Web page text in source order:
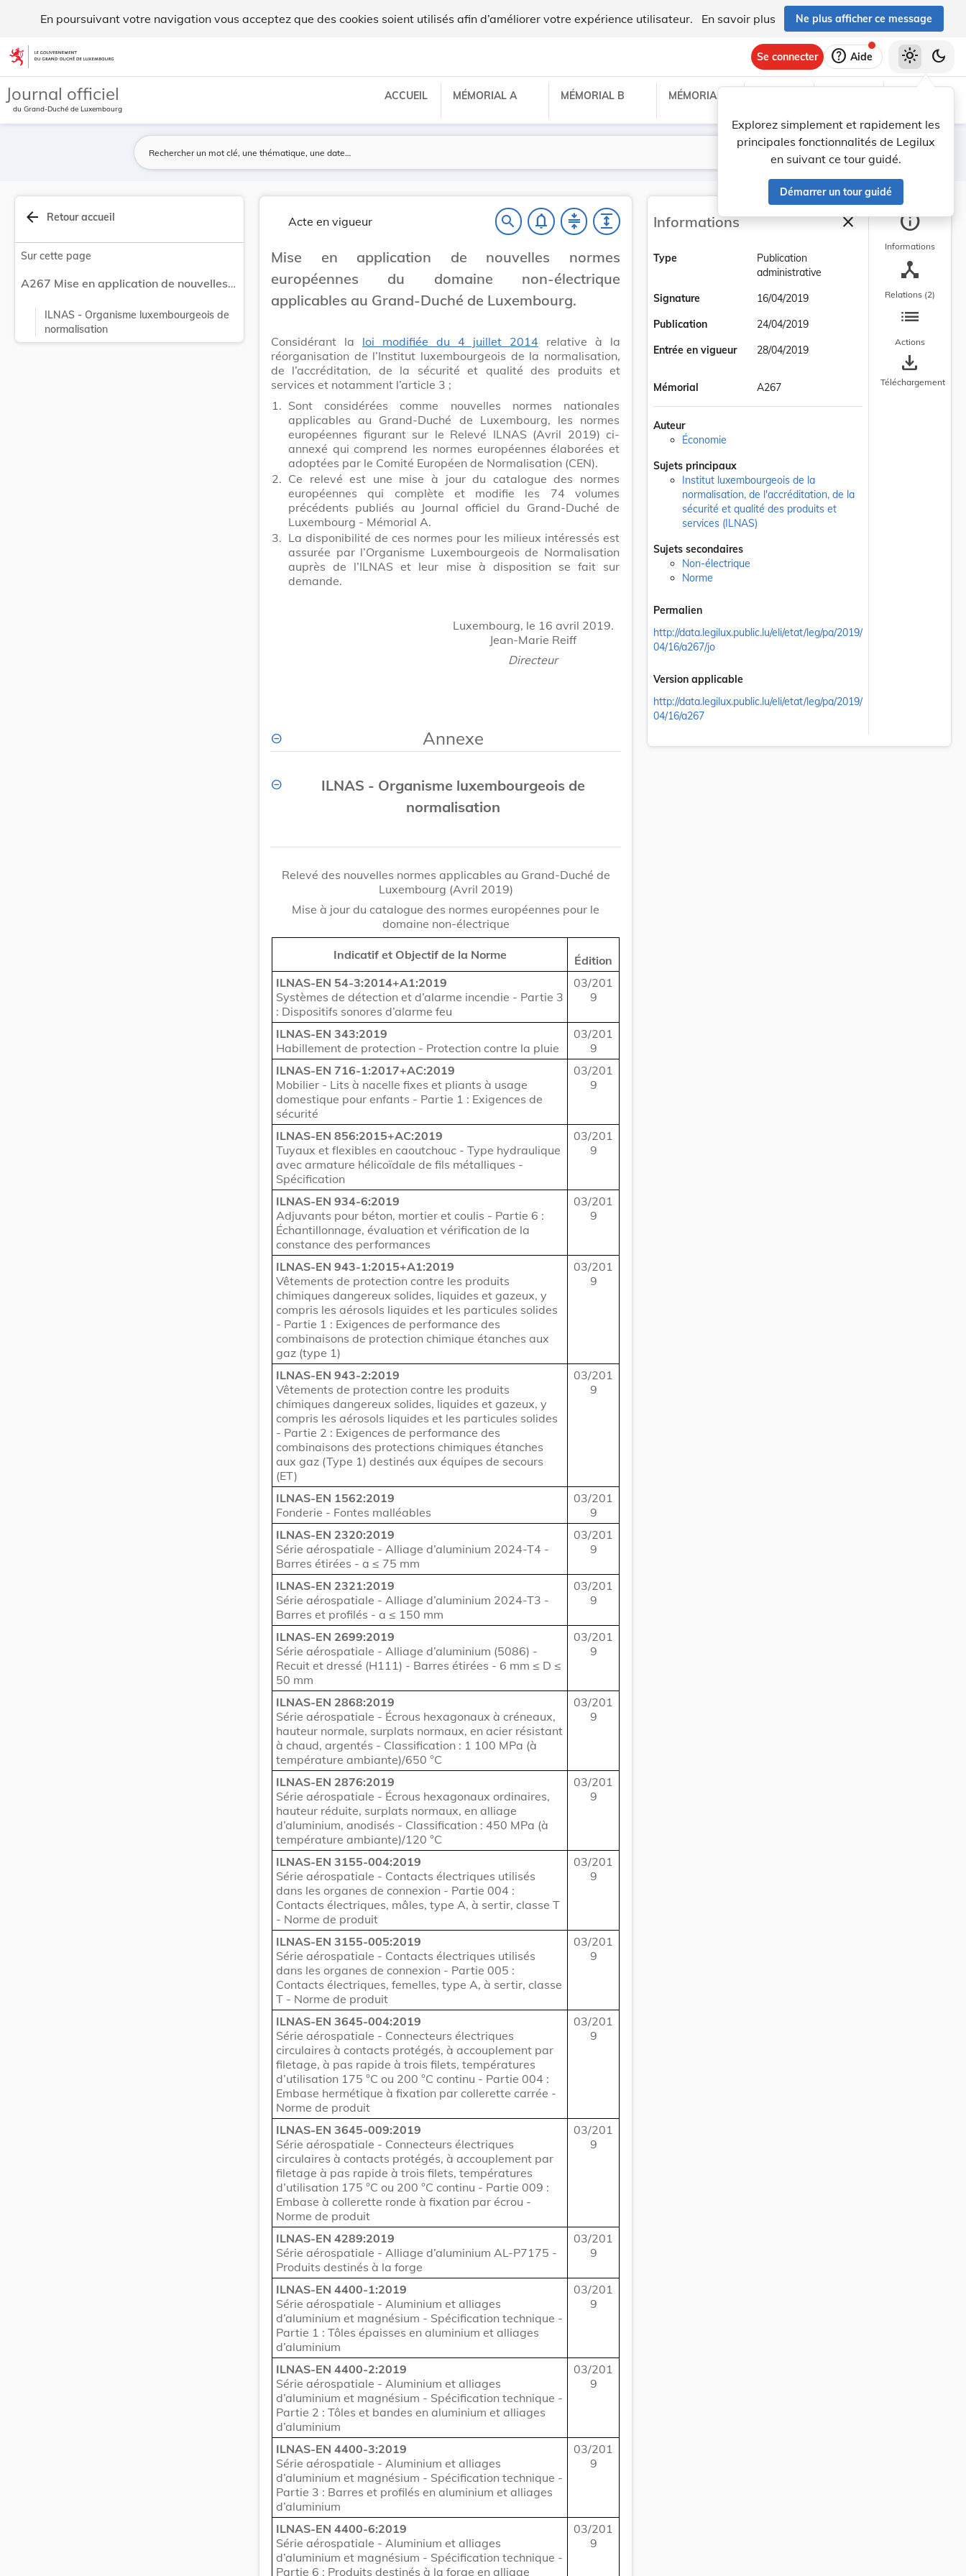
En poursuivant votre navigation vous acceptez que des cookies soient utilisés afin d’améliorer votre expérience utilisateur. En savoir plus Ne plus afficher ce message
Aller au contenu
Se connecter help Aide
Explorez simplement et rapidement les
principales fonctionnalités de Legilux
en suivant ce tour guidé.
Démarrer un tour guidé
light_mode dark_mode
Journal officiel
du Grand-Duché de Luxembourg
ACCUEIL MÉMORIAL A MÉMORIAL B MÉMORIAL C
Lancer la recherche
Filtres
arrow_back Retour accueil
Sur cette page
A267 Mise en application de nouvelles normes européennes du domaine non-électrique applicables au Grand-Duché de Luxembourg.
ILNAS - Organisme luxembourgeois de
normalisation
Acte en vigueur search notifications_none compress expand
Mise en application de nouvelles normes
européennes du domaine non-électrique
applicables au Grand-Duché de Luxembourg.
Considérant la loi modifiée du 4 juillet 2014 relative à la
réorganisation de l’Institut luxembourgeois de la normalisation,
de l’accréditation, de la sécurité et qualité des produits et
services et notamment l’article 3 ;
1. Sont considérées comme nouvelles normes nationales
applicables au Grand-Duché de Luxembourg, les normes
européennes figurant sur le Relevé ILNAS (Avril 2019) ci-
annexé qui comprend les normes européennes élaborées et
adoptées par le Comité Européen de Normalisation (CEN).
2. Ce relevé est une mise à jour du catalogue des normes
européennes qui complète et modifie les 74 volumes
précédents publiés au Journal officiel du Grand-Duché de
Luxembourg - Mémorial A.
3. La disponibilité de ces normes pour les milieux intéressés est
assurée par l’Organisme Luxembourgeois de Normalisation
auprès de l’ILNAS et leur mise à disposition se fait sur
demande.
Luxembourg, le 16 avril 2019.
Jean-Marie Reiff
Directeur
Annexe
ILNAS - Organisme luxembourgeois de
normalisation
Relevé des nouvelles normes applicables au Grand-Duché de
Luxembourg (Avril 2019)
Mise à jour du catalogue des normes européennes pour le
domaine non-électrique
Indicatif et Objectif de la Norme
Édition
ILNAS-EN 54-3:2014+A1:2019
Systèmes de détection et d’alarme incendie - Partie 3
: Dispositifs sonores d’alarme feu
03/201
9
ILNAS-EN 343:2019
Habillement de protection - Protection contre la pluie
03/201
9
ILNAS-EN 716-1:2017+AC:2019
Mobilier - Lits à nacelle fixes et pliants à usage
domestique pour enfants - Partie 1 : Exigences de
sécurité
03/201
9
ILNAS-EN 856:2015+AC:2019
Tuyaux et flexibles en caoutchouc - Type hydraulique
avec armature hélicoïdale de fils métalliques -
Spécification
03/201
9
ILNAS-EN 934-6:2019
Adjuvants pour béton, mortier et coulis - Partie 6 :
Échantillonnage, évaluation et vérification de la
constance des performances
03/201
9
ILNAS-EN 943-1:2015+A1:2019
Vêtements de protection contre les produits
chimiques dangereux solides, liquides et gazeux, y
compris les aérosols liquides et les particules solides
- Partie 1 : Exigences de performance des
combinaisons de protection chimique étanches aux
gaz (type 1)
03/201
9
ILNAS-EN 943-2:2019
Vêtements de protection contre les produits
chimiques dangereux solides, liquides et gazeux, y
compris les aérosols liquides et les particules solides
- Partie 2 : Exigences de performance des
combinaisons des protections chimiques étanches
aux gaz (Type 1) destinés aux équipes de secours
(ET)
03/201
9
ILNAS-EN 1562:2019
Fonderie - Fontes malléables
03/201
9
ILNAS-EN 2320:2019
Série aérospatiale - Alliage d’aluminium 2024-T4 -
Barres étirées - a ≤ 75 mm
03/201
9
ILNAS-EN 2321:2019
Série aérospatiale - Alliage d’aluminium 2024-T3 -
Barres et profilés - a ≤ 150 mm
03/201
9
ILNAS-EN 2699:2019
Série aérospatiale - Alliage d’aluminium (5086) -
Recuit et dressé (H111) - Barres étirées - 6 mm ≤ D ≤
50 mm
03/201
9
ILNAS-EN 2868:2019
Série aérospatiale - Écrous hexagonaux à créneaux,
hauteur normale, surplats normaux, en acier résistant
à chaud, argentés - Classification : 1 100 MPa (à
température ambiante)/650 °C
03/201
9
ILNAS-EN 2876:2019
Série aérospatiale - Écrous hexagonaux ordinaires,
hauteur réduite, surplats normaux, en alliage
d’aluminium, anodisés - Classification : 450 MPa (à
température ambiante)/120 °C
03/201
9
ILNAS-EN 3155-004:2019
Série aérospatiale - Contacts électriques utilisés
dans les organes de connexion - Partie 004 :
Contacts électriques, mâles, type A, à sertir, classe T
- Norme de produit
03/201
9
ILNAS-EN 3155-005:2019
Série aérospatiale - Contacts électriques utilisés
dans les organes de connexion - Partie 005 :
Contacts électriques, femelles, type A, à sertir, classe
T - Norme de produit
03/201
9
ILNAS-EN 3645-004:2019
Série aérospatiale - Connecteurs électriques
circulaires à contacts protégés, à accouplement par
filetage, à pas rapide à trois filets, températures
d’utilisation 175 °C ou 200 °C continu - Partie 004 :
Embase hermétique à fixation par collerette carrée -
Norme de produit
03/201
9
ILNAS-EN 3645-009:2019
Série aérospatiale - Connecteurs électriques
circulaires à contacts protégés, à accouplement par
filetage à pas rapide à trois filets, températures
d’utilisation 175 °C ou 200 °C continu - Partie 009 :
Embase à collerette ronde à fixation par écrou -
Norme de produit
03/201
9
ILNAS-EN 4289:2019
Série aérospatiale - Alliage d’aluminium AL-P7175 -
Produits destinés à la forge
03/201
9
ILNAS-EN 4400-1:2019
Série aérospatiale - Aluminium et alliages
d’aluminium et magnésium - Spécification technique -
Partie 1 : Tôles épaisses en aluminium et alliages
d’aluminium
03/201
9
ILNAS-EN 4400-2:2019
Série aérospatiale - Aluminium et alliages
d’aluminium et magnésium - Spécification technique -
Partie 2 : Tôles et bandes en aluminium et alliages
d’aluminium
03/201
9
ILNAS-EN 4400-3:2019
Série aérospatiale - Aluminium et alliages
d’aluminium et magnésium - Spécification technique -
Partie 3 : Barres et profilés en aluminium et alliages
d’aluminium
03/201
9
ILNAS-EN 4400-6:2019
Série aérospatiale - Aluminium et alliages
d’aluminium et magnésium - Spécification technique -
Partie 6 : Produits destinés à la forge en alliage
03/201
9
Informations closeFermer la barre
Type
Publication
administrative
Signature
16/04/2019
Publication
24/04/2019
Entrée en vigueur
28/04/2019
Mémorial A267
Auteur
Économie
Sujets principaux
Institut luxembourgeois de la
normalisation, de l'accréditation, de la
sécurité et qualité des produits et
services (ILNAS)
Sujets secondaires
Non-électrique
Norme
Permalien
http://data.legilux.public.lu/eli/etat/leg/pa/2019/
04/16/a267/jo
Version applicable
http://data.legilux.public.lu/eli/etat/leg/pa/2019/
04/16/a267
info
Informations
device_hub
Relations (2)
list
Actions
save_alt
Téléchargement